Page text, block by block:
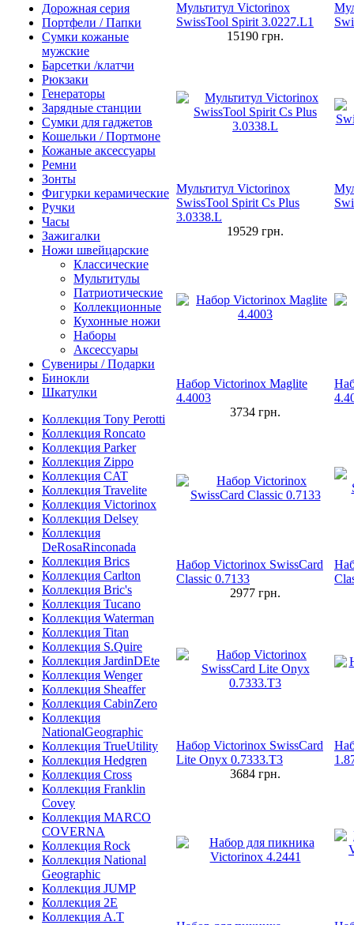
Дорожная серия
Портфели / Папки
Сумки кожаные
мужские
Барсетки /клатчи
Рюкзаки
Генераторы
Зарядные станции
Сумки для гаджетов
Кошельки / Портмоне
Кожаные аксессуары
Ремни
Зонты
Фигурки керамические
Ручки
Часы
Зажигалки
Ножи швейцарские
Классические
Мультитулы
Патриотические
Коллекционные
Кухонные ножи
Наборы
Аксессуары
Сувениры / Подарки
Бинокли
Шкатулки
Коллекция Tony Perotti
Коллекция Roncato
Коллекция Parker
Коллекция Zippo
Коллекция CAT
Коллекция Travelite
Коллекция Victorinox
Коллекция Delsey
Коллекция
DeRosaRinconada
Коллекция Brics
Коллекция Carlton
Коллекция Bric's
Коллекция Tucano
Коллекция Waterman
Коллекция Titan
Коллекция S.Quire
Коллекция JardinDEte
Коллекция Wenger
Коллекция Sheaffer
Коллекция CabinZero
Коллекция
NationalGeographic
Коллекция TrueUtility
Коллекция Hedgren
Коллекция Cross
Коллекция Franklin
Covey
Коллекция MARCO
COVERNA
Коллекция Rock
Коллекция National
Geographic
Коллекция JUMP
Коллекция 2E
Коллекция A.T
Мультитул Victorinox
SwissTool Spirit 3.0227.L1
15190 грн.
Мультитул Victorinox
SwissTool Spirit Cs Plus
3.0338.L
19529 грн.
Набор Victorinox Maglite
4.4003
3734 грн.
Набор Victorinox SwissCard
Classic 0.7133
2977 грн.
Набор Victorinox SwissCard
Lite Onyx 0.7333.T3
3684 грн.